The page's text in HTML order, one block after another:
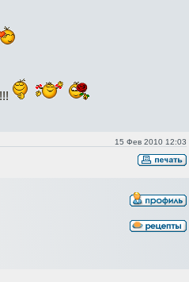
15 Фев 2010 12:03